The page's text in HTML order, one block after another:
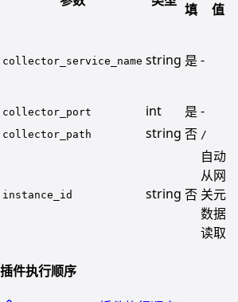
填
值
collector_service_name string 是 -
collector_port int 是 -
collector_path string 否 /
instance_id string 否
自动
从网
关元
数据
读取
插件执行顺序